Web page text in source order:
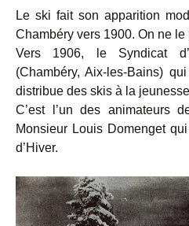
Le ski fait son apparition
Chambéry vers 1900. On ne le
Vers 1906, le Syndicat
(Chambéry, Aix-les-Bains)
distribue des skis à la
C’est l’un des animateurs
Monsieur Louis Domenget
d’Hiver.